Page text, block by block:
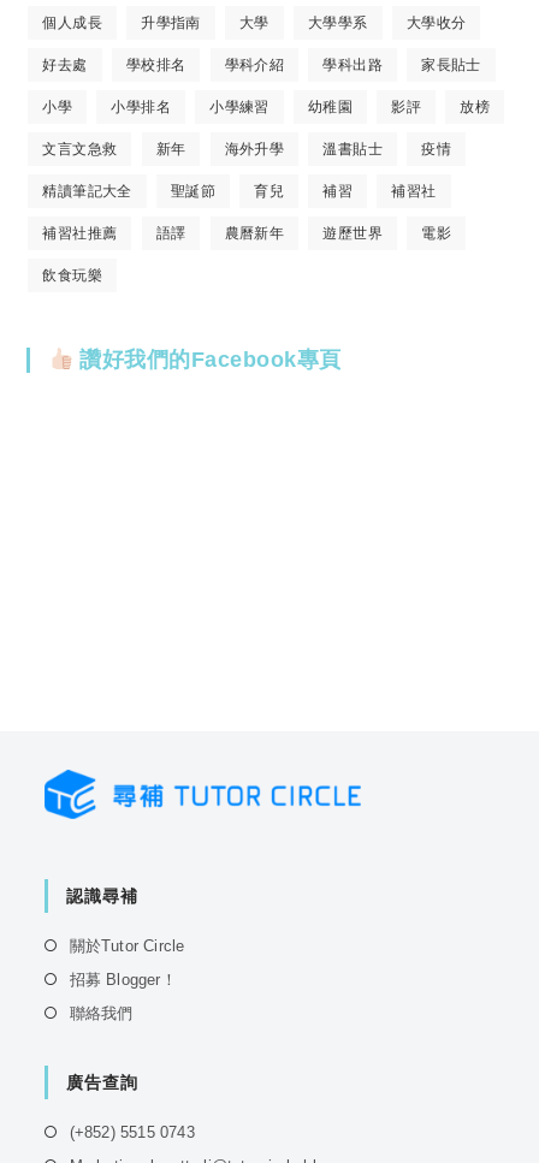
個人成長 升學指南 大學 大學學系 大學收分
好去處 學校排名 學科介紹 學科出路 家長貼士
小學 小學排名 小學練習 幼稚園 影評 放榜
文言文急救 新年 海外升學 溫書貼士 疫情
精讀筆記大全 聖誕節 育兒 補習 補習社
補習社推薦 語譯 農曆新年 遊歷世界 電影
飲食玩樂
讚好我們的Facebook專頁
認識尋補
關於Tutor CircleOpens
招募 Blogger！
聯絡我們
new
廣告查詢
(+852) 5515 0743Opens